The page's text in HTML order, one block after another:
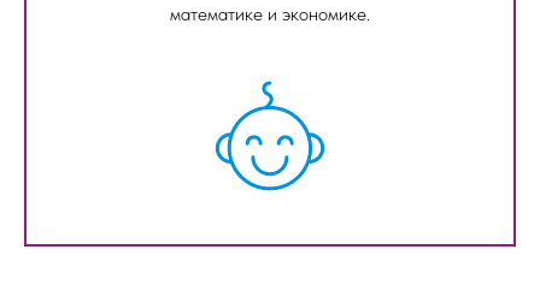
математике и экономике.